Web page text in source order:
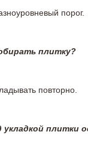
порог.
плитку?
повторно.
укладкой плитки